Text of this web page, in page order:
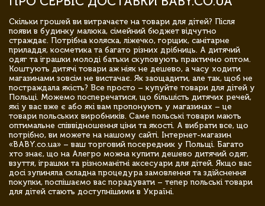
Скільки грошей ви витрачаєте на товари для дітей? Після
появи в будинку малюка, сімейний бюджет відчутно
страждає. Потрібна коляска, ліжечко, горщик, санітарне
приладдя, косметика та багато різних дрібниць. А дитячий
одяг та іграшки молоді батьки скуповують практично оптом.
Коштують дитячі товари аж ніяк не дешево, а часу ходити
магазинами зовсім не вистачає. Як заощадити, але так, щоб не
постраждала якість? Все просто – купуйте товари для дітей у
Польщі. Можемо посперечатися, що більшість дитячих речей,
які у вас вже є або які вам пропонують у магазинах – це
товари польських виробників. Саме польські товари мають
оптимальне співвідношення ціни та якості. А вибрати все, що
потрібно, ви можете на нашому сайті. Інтернет-магазин
«BABY.co.ua» – ваш торговий посередник у Польщі. Багато
хто знає, що на Алегро можна купити дешево дитячий одяг,
взуття, іграшки та різноманітні аксесуари для дітей. Якщо вас
досі зупиняла складна процедура замовлення та здійснення
покупки, поспішаємо вас порадувати – тепер польські товари
для дітей стають доступнішими в Україні.